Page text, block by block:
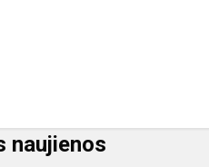
naujienos